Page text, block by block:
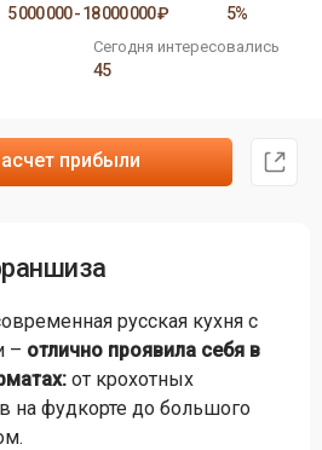
5 000 000 - 18 000 000 ₽ 5%
Сегодня интересовались
45
прибыли
русская кухня с
– отлично проявила себя в
от крохотных
на фудкорте до большого